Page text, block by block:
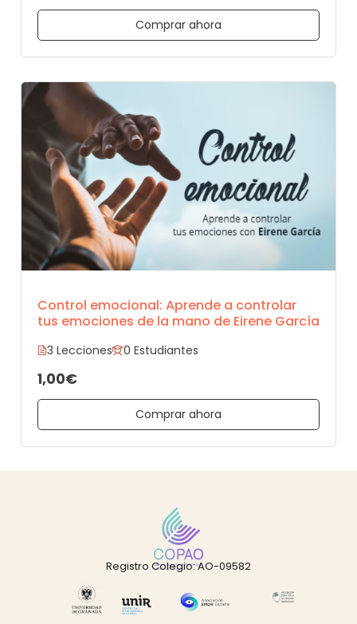
Comprar ahora
Control emocional: Aprende a controlar
tus emociones de la mano de Eirene García
3 Lecciones 0 Estudiantes
1,00€
Comprar ahora
Registro Colegio: AO-09582